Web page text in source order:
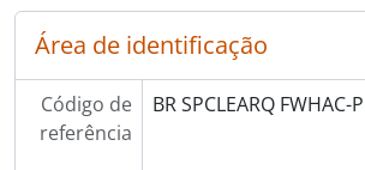
[] PCEGA - Proposição da Criação de uma
[] RCP - Reestruturação do
Área de identificação
Código de
referência
BR SPCLEARQ FWHAC-